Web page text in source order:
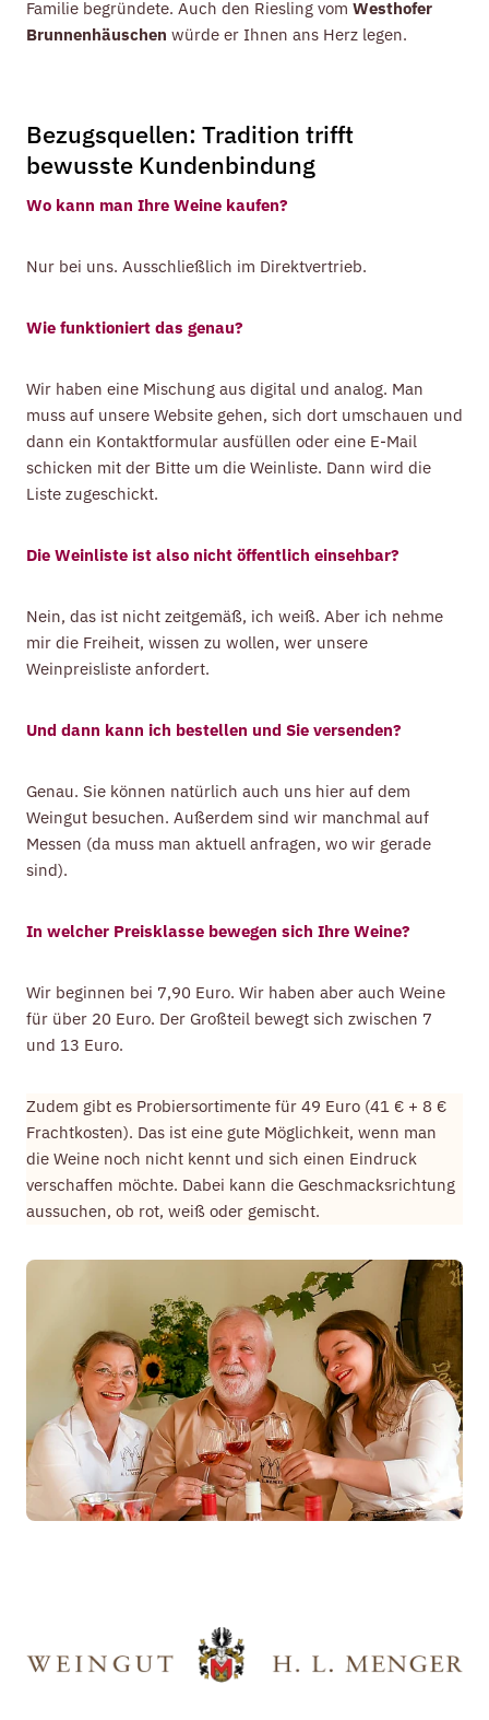
Familie begründete. Auch den Riesling vom Westhofer
Brunnenhäuschen würde er Ihnen ans Herz legen.
Bezugsquellen: Tradition trifft
bewusste Kundenbindung
Wo kann man Ihre Weine kaufen?
Nur bei uns. Ausschließlich im Direktvertrieb.
Wie funktioniert das genau?
Wir haben eine Mischung aus digital und analog. Man
muss auf unsere Website gehen, sich dort umschauen und
dann ein Kontaktformular ausfüllen oder eine E-Mail
schicken mit der Bitte um die Weinliste. Dann wird die
Liste zugeschickt.
Die Weinliste ist also nicht öffentlich einsehbar?
Nein, das ist nicht zeitgemäß, ich weiß. Aber ich nehme
mir die Freiheit, wissen zu wollen, wer unsere
Weinpreisliste anfordert.
Und dann kann ich bestellen und Sie versenden?
Genau. Sie können natürlich auch uns hier auf dem
Weingut besuchen. Außerdem sind wir manchmal auf
Messen (da muss man aktuell anfragen, wo wir gerade
sind).
In welcher Preisklasse bewegen sich Ihre Weine?
Wir beginnen bei 7,90 Euro. Wir haben aber auch Weine
für über 20 Euro. Der Großteil bewegt sich zwischen 7
und 13 Euro.
Zudem gibt es Probiersortimente für 49 Euro (41 € + 8 €
Frachtkosten). Das ist eine gute Möglichkeit, wenn man
die Weine noch nicht kennt und sich einen Eindruck
verschaffen möchte. Dabei kann die Geschmacksrichtung
aussuchen, ob rot, weiß oder gemischt.